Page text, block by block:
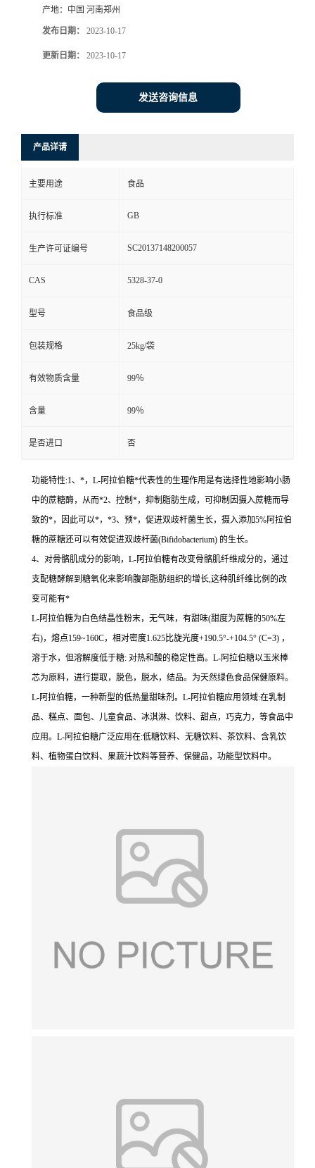
产地： 中国 河南郑州
发布日期： 2023-10-17
更新日期： 2023-10-17
发送咨询信息
产品详请
主要用途 食品
执行标准 GB
生产许可证编号 SC20137148200057
CAS 5328-37-0
型号 食品级
包装规格 25kg/袋
有效物质含量 99％
含量 99％
是否进口 否
功能特性:1、*，L-阿拉伯糖*代表性的生理作用是有选择性地影响小肠
中的蔗糖酶，从而*2、控制*，抑制脂肪生成，可抑制因摄入蔗糖而导
致的*，因此可以*，*3、预*，促进双歧杆菌生长，摄入添加5%阿拉伯
糖的蔗糖还可以有效促进双歧杆菌(Bifidobacterium) 的生长。
4、对骨骼肌成分的影响，L-阿拉伯糖有改变骨骼肌纤维成分的，通过
支配糖酵解到糖氧化来影响腹部脂肪组织的增长,这种肌纤维比例的改
变可能有*
L-阿拉伯糖为白色结晶性粉末，无气味，有甜味(甜度为蔗糖的50%左
右)，熔点159~160C，相对密度1.625比旋光度+190.5°-+104.5° (C=3) ，
溶于水，但溶解度低于糖: 对热和酸的稳定性高。L-阿拉伯糖以玉米棒
芯为原料，进行提取，脱色，脱水，结品。为天然绿色食品保健原料。
L-阿拉伯糖，一种新型的低热量甜味剂。L-阿拉伯糖应用领域:在乳制
品、糕点、面包、儿童食品、冰淇淋、饮料、甜点，巧克力，等食品中
应用。L-阿拉伯糖广泛应用在:低糖饮料、无糖饮料、茶饮料、含乳饮
料、植物蛋白饮料、果蔬汁饮料等营养、保健品，功能型饮料中。